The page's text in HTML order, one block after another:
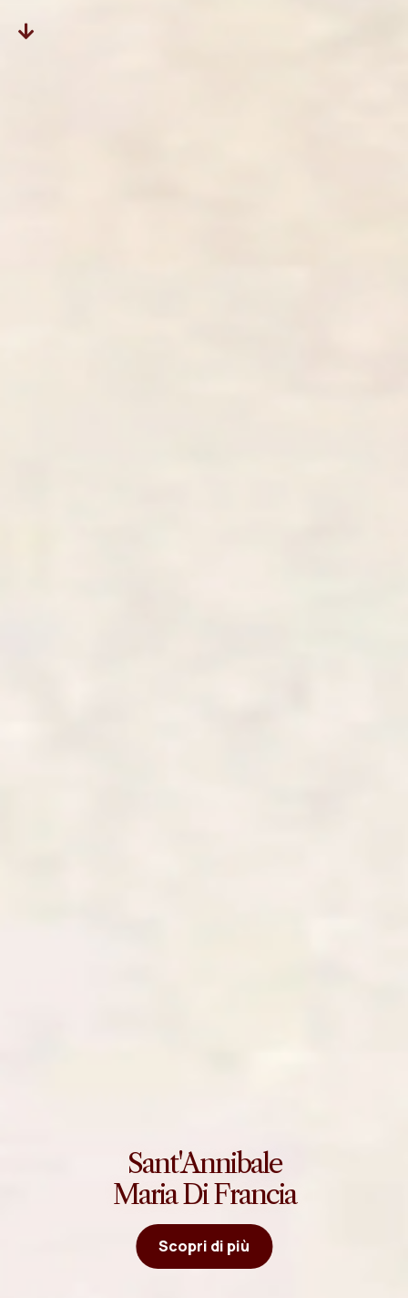
Sant'Annibale
Maria Di Francia
Scopri di più